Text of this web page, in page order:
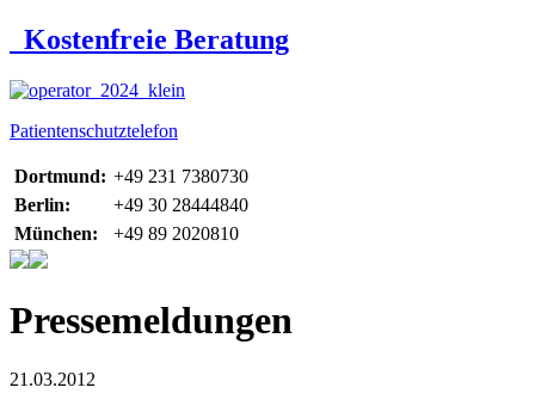
Kostenfreie Beratung
Patientenschutztelefon
Dortmund: +49 231 7380730
Berlin:
+49 30 28444840
München:
+49 89 2020810
Pressemeldungen
21.03.2012